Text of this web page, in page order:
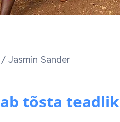
Jasmin Sander
tõsta